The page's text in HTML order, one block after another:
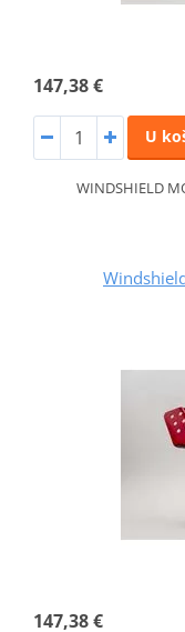
147,38 €
U
WINDSHIELD
147,38 €